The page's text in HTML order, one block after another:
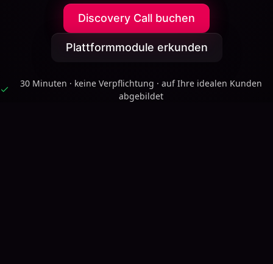
Discovery Call buchen
Plattformmodule erkunden
30 Minuten · keine Verpflichtung · auf Ihre idealen Kunden
abgebildet